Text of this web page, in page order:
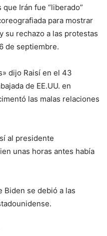
Irán fue “liberado”
para mostrar
su rechazo a las protestas
de septiembre.
dijo Raisí en el 43
de EE.UU. en
las malas relaciones
al presidente
unas horas antes había
Biden se debió a las